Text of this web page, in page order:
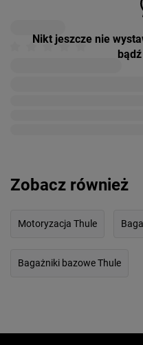
Nikt jeszcze nie
Zobacz również
Motoryzacja Thule
Bagażniki bazowe Thule